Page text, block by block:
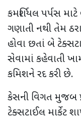
કમર્શિયલ પર્પસ
ગણાતી નથી તેમ
હોવા છતાં બે
સેવામાં કહેવાતી
કમિશને રદ કરી છે.
કેસની વિગત મુજબ
ટેક્સટાઈલ માર્કેટ